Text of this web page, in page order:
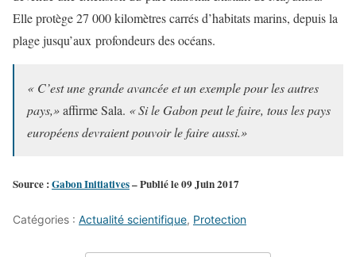
Elle protège 27 000 kilomètres carrés d’habitats marins, depuis la
plage jusqu’aux profondeurs des océans.
« C’est une grande avancée et un exemple pour les autres
pays,»affirme Sala. « Si le Gabon peut le faire, tous les pays
européens devraient pouvoir le faire aussi.»
Source :Gabon Initiatives– Publié le 09 Juin 2017
Catégories : Actualité scientifique, Protection